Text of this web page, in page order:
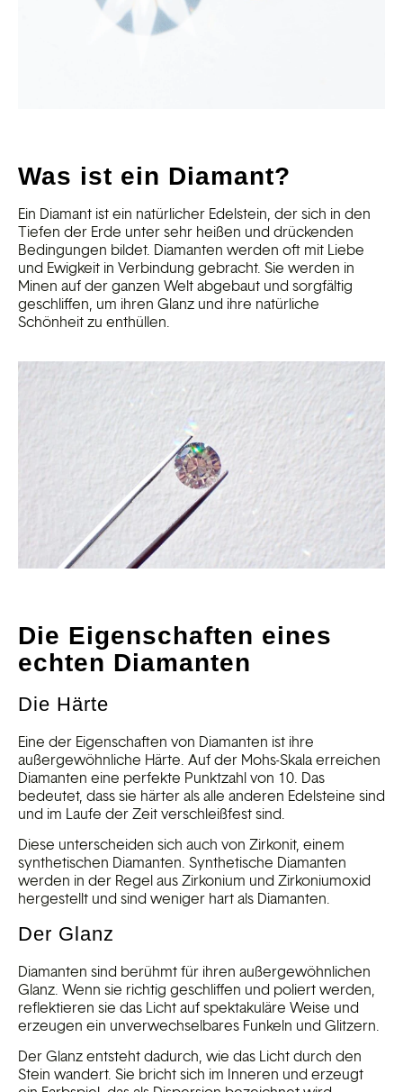
Was ist ein Diamant?
Ein Diamant ist ein natürlicher Edelstein, der sich in den
Tiefen der Erde unter sehr heißen und drückenden
Bedingungen bildet. Diamanten werden oft mit Liebe
und Ewigkeit in Verbindung gebracht. Sie werden in
Minen auf der ganzen Welt abgebaut und sorgfältig
geschliffen, um ihren Glanz und ihre natürliche
Schönheit zu enthüllen.
Die Eigenschaften eines
echten Diamanten
Die Härte
Eine der Eigenschaften von Diamanten ist ihre
außergewöhnliche Härte. Auf der Mohs-Skala erreichen
Diamanten eine perfekte Punktzahl von 10. Das
bedeutet, dass sie härter als alle anderen Edelsteine sind
und im Laufe der Zeit verschleißfest sind.
Diese unterscheiden sich auch von Zirkonit, einem
synthetischen Diamanten. Synthetische Diamanten
werden in der Regel aus Zirkonium und Zirkoniumoxid
hergestellt und sind weniger hart als Diamanten.
Der Glanz
Diamanten sind berühmt für ihren außergewöhnlichen
Glanz. Wenn sie richtig geschliffen und poliert werden,
reflektieren sie das Licht auf spektakuläre Weise und
erzeugen ein unverwechselbares Funkeln und Glitzern.
Der Glanz entsteht dadurch, wie das Licht durch den
Stein wandert. Sie bricht sich im Inneren und erzeugt